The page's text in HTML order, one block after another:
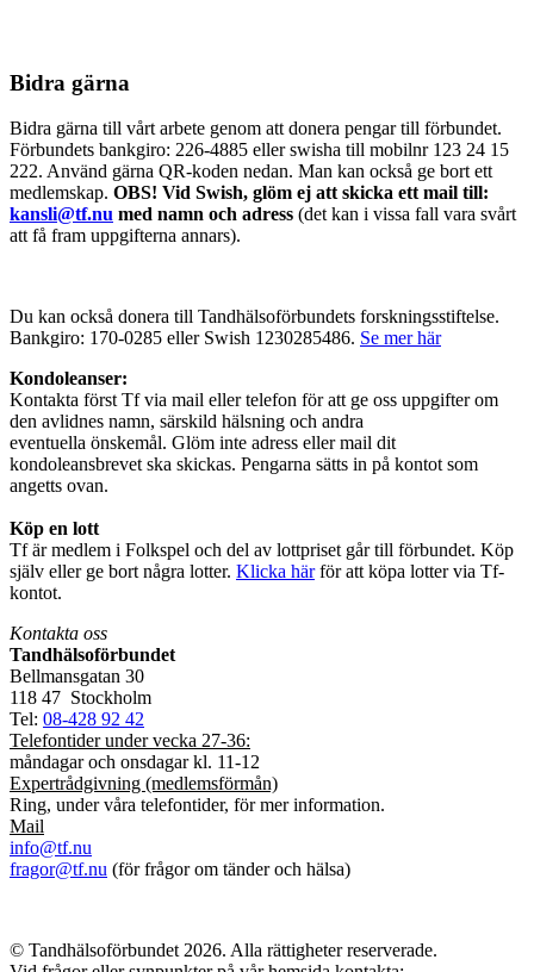
Bidra gärna
Bidra gärna till vårt arbete genom att donera pengar till förbundet.
Förbundets bankgiro: 226-4885 eller swisha till mobilnr 123 24 15
222. Använd gärna QR-koden nedan. Man kan också ge bort ett
medlemskap. OBS! Vid Swish, glöm ej att skicka ett mail till:
kansli@tf.nu med namn och adress (det kan i vissa fall vara svårt
att få fram uppgifterna annars).
Du kan också donera till Tandhälsoförbundets forskningsstiftelse.
Bankgiro: 170-0285 eller Swish 1230285486. Se mer här
Kondoleanser:
Kontakta först Tf via mail eller telefon för att ge oss uppgifter om
den avlidnes namn, särskild hälsning och andra
eventuella önskemål. Glöm inte adress eller mail dit
kondoleansbrevet ska skickas. Pengarna sätts in på kontot som
angetts ovan.
Köp en lott
Tf är medlem i Folkspel och del av lottpriset går till förbundet. Köp
själv eller ge bort några lotter. Klicka härför att köpa lotter via Tf-
kontot.
Kontakta oss
Tandhälsoförbundet
Bellmansgatan 30
118 47 Stockholm
Tel: 08-428 92 42
Telefontider under vecka 27-36:
måndagar och onsdagar kl. 11-12
Expertrådgivning (medlemsförmån)
Ring, under våra telefontider, för mer information.
Mail
info@tf.nu
fragor@tf.nu (för frågor om tänder och hälsa)
© Tandhälsoförbundet 2026. Alla rättigheter reserverade.